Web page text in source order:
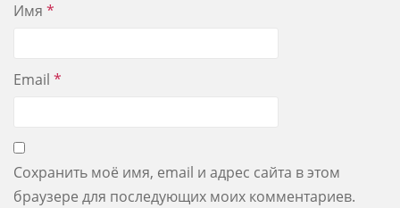
Имя *
Email *
Сохранить моё имя, email и адрес сайта в этом
браузере для последующих моих комментариев.